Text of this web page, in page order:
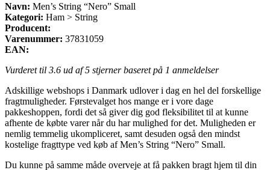
Navn: Men’s String “Nero” Small
Kategori: Ham > String
Producent:
Varenummer: 37831059
EAN:
Vurderet til 3.6 ud af 5 stjerner baseret på 1 anmeldelser
Adskillige webshops i Danmark udlover i dag en hel del forskellige
fragtmuligheder. Førstevalget hos mange er i vore dage
pakkeshoppen, fordi det så giver dig god fleksibilitet til at kunne
afhente de købte varer når du har mulighed for det. Muligheden er
nemlig temmelig ukompliceret, samt desuden også den mindst
kostelige fragttype ved køb af Men’s String “Nero” Small.
Du kunne på samme måde overveje at få pakken bragt hjem til din